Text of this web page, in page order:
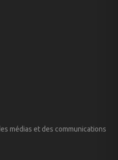
médias et des communications